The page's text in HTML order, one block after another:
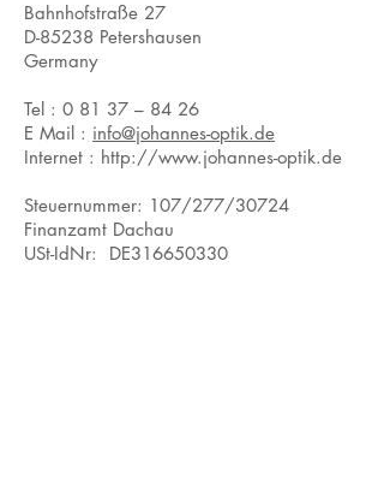
Bahnhofstraße 27
D-85238 Petershausen
Germany
Tel : 0 81 37 – 84 26
E Mail : info@johannes-optik.de
Internet : http://www.johannes-optik.de
Steuernummer: 107/277/30724
Finanzamt Dachau
USt-IdNr: DE316650330